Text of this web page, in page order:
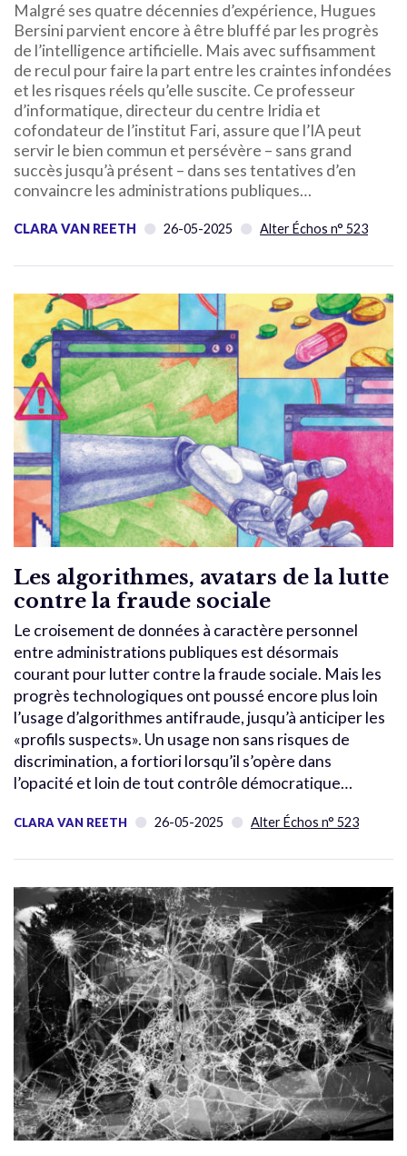
Malgré ses quatre décennies d’expérience, Hugues
Bersini parvient encore à être bluffé par les progrès
de l’intelligence artificielle. Mais avec suffisamment
de recul pour faire la part entre les craintes infondées
et les risques réels qu’elle suscite. Ce professeur
d’informatique, directeur du centre Iridia et
cofondateur de l’institut Fari, assure que l’IA peut
servir le bien commun et persévère – sans grand
succès jusqu’à présent – dans ses tentatives d’en
convaincre les administrations publiques…
CLARA VAN REETH 26-05-2025 Alter Échos n° 523
Les algorithmes, avatars de la lutte
contre la fraude sociale
Le croisement de données à caractère personnel
entre administrations publiques est désormais
courant pour lutter contre la fraude sociale. Mais les
progrès technologiques ont poussé encore plus loin
l’usage d’algorithmes antifraude, jusqu’à anticiper les
«profils suspects». Un usage non sans risques de
discrimination, a fortiori lorsqu’il s’opère dans
l’opacité et loin de tout contrôle démocratique…
CLARA VAN REETH 26-05-2025 Alter Échos n° 523